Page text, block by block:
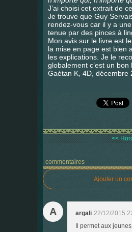
J’ai choisi cet extrait de
Je trouve que Guy
rendez-vous car il y a
tenue par des pinces à
Mon avis sur le livre est
la mise en page est bien
les explications. Je le
globalement c’est un bon
Gaétan K, 4D, décembre
<<
commentaires
Ajouter un
A argali 22/12/2015
Il permet aux